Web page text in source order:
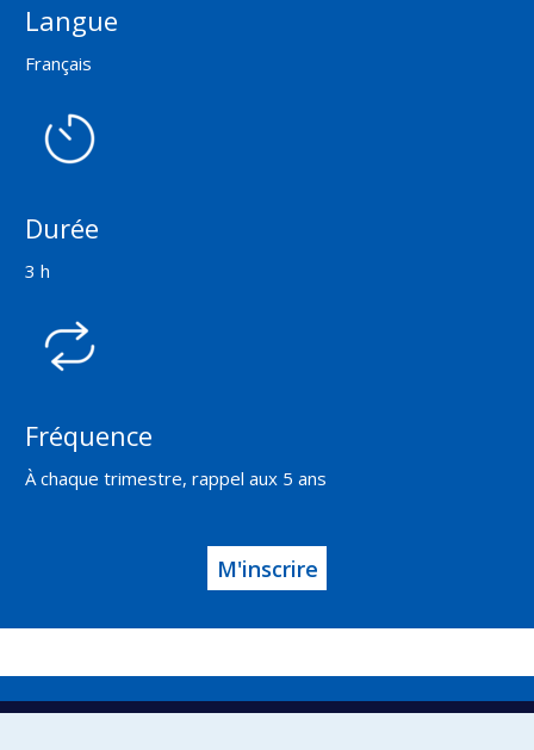
Langue
Français
Durée
3 h
Fréquence
À chaque trimestre, rappel aux 5 ans
M'inscrire
Direction de la prévention et de la